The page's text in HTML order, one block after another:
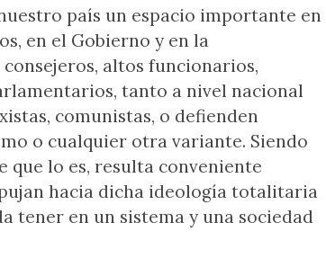
país un espacio importante en
en el Gobierno y en la
altos funcionarios,
tanto a nivel nacional
comunistas, o defienden
o cualquier otra variante. Siendo
que lo es, resulta conveniente
hacia dicha ideología totalitaria
tener en un sistema y una sociedad